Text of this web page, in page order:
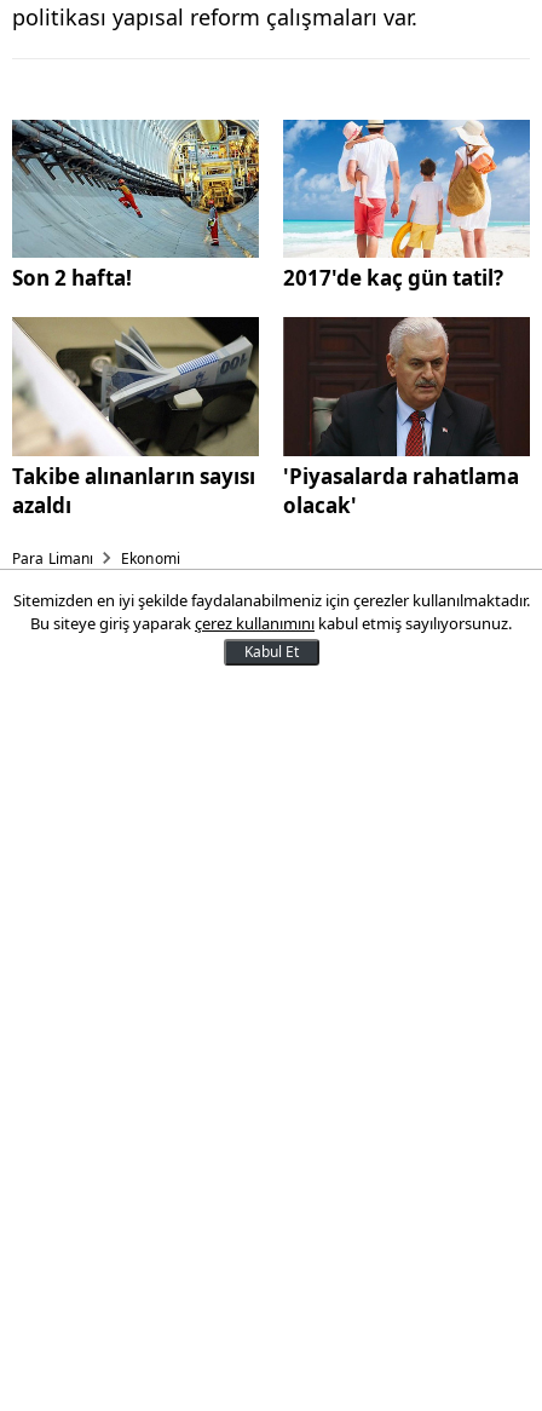
politikası yapısal reform çalışmaları var.
Son 2 hafta! 2017'de kaç gün tatil?
Takibe alınanların sayısı
azaldı
'Piyasalarda rahatlama
olacak'
Para Limanı Ekonomi
Başbakan Yıldırım:
Piyasalarda rahatlama olacak
Sitemizden en iyi şekilde faydalanabilmeniz için çerezler kullanılmaktadır.
Bu siteye giriş yaparakçerez kullanımını kabul etmiş sayılıyorsunuz.
Kabul Et